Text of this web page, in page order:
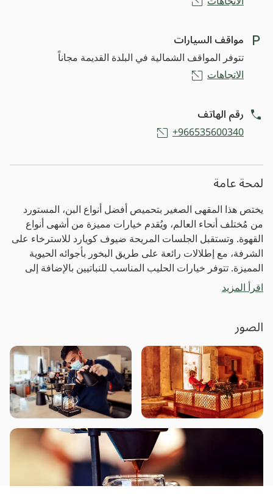
مواقف السيارات
تتوفر المواقف الشمالية في البلدة القديمة مجاناً
الاتجاهات
رقم الهاتف
966535600340+
لمحة عامة
يختص هذا المقهى الصغير بتحميص أفضل أنواع البن، المستورد
من مُختلف أنحاء العالم، ويُقدم خيارات مميزة من أشهى أنواع
القهوة. وتستقبل الجلسات المريحة ضيوف كويارد للاسترخاء على
الشرفة، مع إطلالات رائعة على طريق البخور بأجوائه الحيوية
المميزة. تتوفر خيارات الحليب المناسب للنباتيين بالإضافة إلى
حبوب البن الطازجة للاستمتاع بطعمها الغني في المنزل.
اقرأ المزيد
الصور